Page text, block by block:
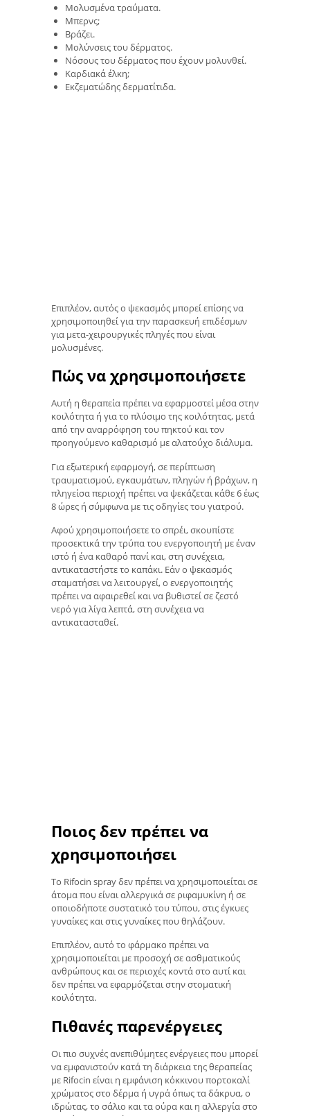
Μολυσμένα τραύματα.
Μπερνς;
Βράζει.
Μολύνσεις του δέρματος.
Νόσους του δέρματος που έχουν μολυνθεί.
Καρδιακά έλκη;
Εκζεματώδης δερματίτιδα.
Επιπλέον, αυτός ο ψεκασμός μπορεί επίσης να
χρησιμοποιηθεί για την παρασκευή επιδέσμων
για μετα-χειρουργικές πληγές που είναι
μολυσμένες.
Πώς να χρησιμοποιήσετε
Αυτή η θεραπεία πρέπει να εφαρμοστεί μέσα στην
κοιλότητα ή για το πλύσιμο της κοιλότητας, μετά
από την αναρρόφηση του πηκτού και τον
προηγούμενο καθαρισμό με αλατούχο διάλυμα.
Για εξωτερική εφαρμογή, σε περίπτωση
τραυματισμού, εγκαυμάτων, πληγών ή βράχων, η
πληγείσα περιοχή πρέπει να ψεκάζεται κάθε 6 έως
8 ώρες ή σύμφωνα με τις οδηγίες του γιατρού.
Αφού χρησιμοποιήσετε το σπρέι, σκουπίστε
προσεκτικά την τρύπα του ενεργοποιητή με έναν
ιστό ή ένα καθαρό πανί και, στη συνέχεια,
αντικαταστήστε το καπάκι. Εάν ο ψεκασμός
σταματήσει να λειτουργεί, ο ενεργοποιητής
πρέπει να αφαιρεθεί και να βυθιστεί σε ζεστό
νερό για λίγα λεπτά, στη συνέχεια να
αντικατασταθεί.
Ποιος δεν πρέπει να
χρησιμοποιήσει
Το Rifocin spray δεν πρέπει να χρησιμοποιείται σε
άτομα που είναι αλλεργικά σε ριφαμυκίνη ή σε
οποιοδήποτε συστατικό του τύπου, στις έγκυες
γυναίκες και στις γυναίκες που θηλάζουν.
Επιπλέον, αυτό το φάρμακο πρέπει να
χρησιμοποιείται με προσοχή σε ασθματικούς
ανθρώπους και σε περιοχές κοντά στο αυτί και
δεν πρέπει να εφαρμόζεται στην στοματική
κοιλότητα.
Πιθανές παρενέργειες
Οι πιο συχνές ανεπιθύμητες ενέργειες που μπορεί
να εμφανιστούν κατά τη διάρκεια της θεραπείας
με Rifocin είναι η εμφάνιση κόκκινου πορτοκαλί
χρώματος στο δέρμα ή υγρά όπως τα δάκρυα, ο
ιδρώτας, το σάλιο και τα ούρα και η αλλεργία στο